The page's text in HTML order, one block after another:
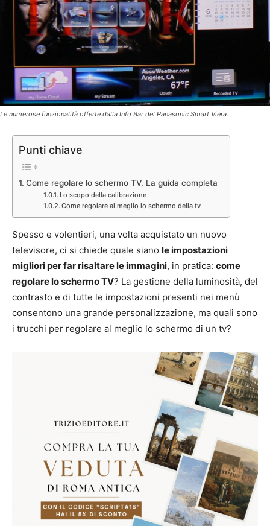
Le numerose funzionalità offerte dalla Info Bar del Panasonic Smart Viera.
Punti chiave
Come regolare lo schermo TV. La guida completa
Lo scopo della calibrazione
Come regolare al meglio lo schermo della tv
Spesso e volentieri, una volta acquistato un nuovo
televisore, ci si chiede quale siano le impostazioni
migliori per far risaltare le immagini, in pratica: come
regolare lo schermo TV? La gestione della luminosità, del
contrasto e di tutte le impostazioni presenti nei menù
consentono una grande personalizzazione, ma quali sono
i trucchi per regolare al meglio lo schermo di un tv?